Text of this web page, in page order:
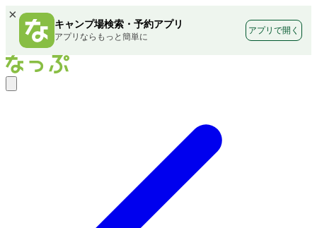
×
キャンプ場検索・予約アプリ
アプリならもっと簡単に
アプリで開く